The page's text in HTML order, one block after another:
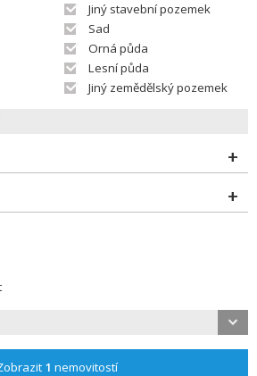
Jiný stavební pozemek
Sad
Orná půda
Lesní půda
Jiný zemědělský pozemek
1 nemovitostí